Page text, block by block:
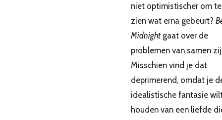
niet optimistischer om
zien wat erna gebeurt?
Midnightgaat over de
problemen van samen
Misschien vind je dat
deprimerend, omdat je
idealistische fantasie
houden van een liefde